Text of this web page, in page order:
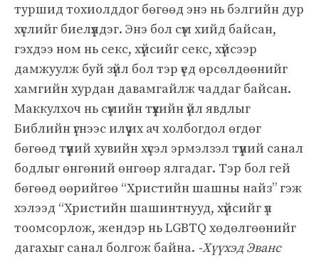
туршид тохиолддог бөгөөд энэ нь бэлгийн дур
хүслийг биелүүлдэг. Энэ бол сүм хийд байсан,
гэхдээ ном нь секс, хүйсийг секс, хүйсээр
дамжуулж буй зүйл бол тэр үед өрсөлдөөнийг
хамгийн хурдан давамгайлж чаддаг байсан.
Маккулхоч нь сүмийн түүхийн үйл явдлыг
Библийн үгнээс илүү их ач холбогдол өгдөг
бөгөөд түүний хувийн хүсэл эрмэлзэл түүний санал
бодлыг өнгөний өнгөөр ​​ялгадаг. Тэр бол гей
бөгөөд өөрийгөө “Христийн шашны найз” гэж
хэлээд “Христийн шашинтнууд, хүйсийг үл
тоомсорлож, жендэр нь LGBTQ хөдөлгөөнийг
дагахыг санал болгож байна. -Хүүхэд Эванс